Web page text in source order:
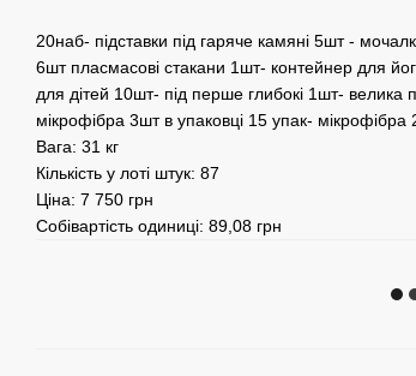
20наб- підставки під гаряче камяні 5шт -
6шт пласмасові стакани 1шт- контейнер для
для дітей 10шт- під перше глибокі 1шт- велика
мікрофібра 3шт в упаковці 15 упак- мікрофібра
Вага: 31 кг
Кількість у лоті штук: 87
Ціна: 7 750 грн
Собівартість одиниці: 89,08 грн